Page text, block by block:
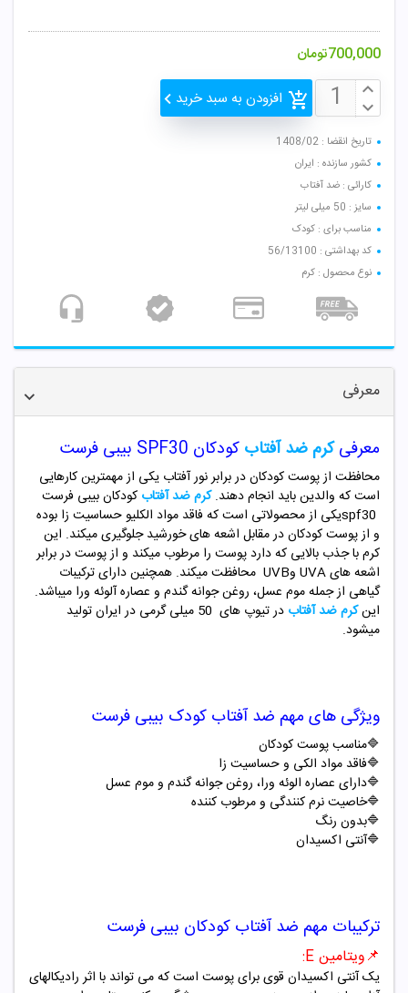
700,000تومان
افزودن به سبد خرید
تاریخ انقضا : 1408/02
کشور سازنده : ایران
کارائی : ضد آفتاب
سایز : 50 میلی لیتر
مناسب برای : کودک
کد بهداشتی : 56/13100
نوع محصول : کرم
معرفی
معرفیکرم ضد آفتاب کودکان SPF30 بیبی فرست
محافظت از پوست کودکان در برابر نور آفتاب یکی از مهمترین کارهایی
است که والدین باید انجام دهند.کرم ضد آفتاب کودکان بیبی فرست
spf30یکی از محصولاتی است که فاقد مواد الکلیو حساسیت زا بوده
و از پوست کودکان در مقابل اشعه های خورشید جلوگیری میکند. این
کرم با جذب بالایی که دارد پوست را مرطوب میکند و از پوست در برابر
اشعه هایUVA وUVB محافظت میکند. همچنین دارای ترکیبات
گیاهی از جمله موم عسل، روغن جوانه گندم و عصاره آلوئه ورا میباشد.
اینکرم ضد آفتاب در تیوپ های 50 میلی گرمی در ایران تولید
میشود.
ویژگی های مهم ضد آفتاب کودک بیبی فرست
🔷مناسب پوست کودکان
🔷فاقد مواد الکی و حساسیت زا
🔷دارای عصاره الوئه ورا، روغن جوانه گندم و موم عسل
🔷خاصیت نرم کنندگی و مرطوب کننده
🔷بدون رنگ
🔷آنتی اکسیدان
ترکیبات مهم ضد آفتاب کودکان بیبی فرست
📌ویتامین E:
یک آنتی اکسیدان قوی برای پوست است که می تواند با اثر رادیکالهای